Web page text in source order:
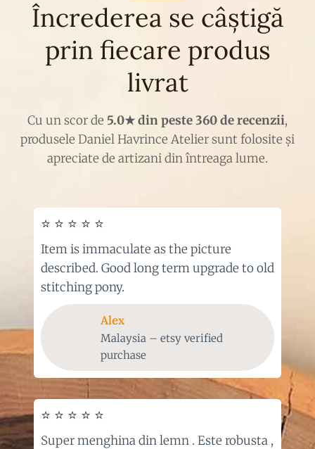
Încrederea se câștigă
prin fiecare produs
livrat
Cu un scor de 5.0★ din peste 360 de recenzii,
produsele Daniel Havrince Atelier sunt folosite și
apreciate de artizani din întreaga lume.
⭐ ⭐ ⭐ ⭐ ⭐
Item is immaculate as the picture
described. Good long term upgrade to old
stitching pony.
Alex
Malaysia – etsy verified
purchase
⭐ ⭐ ⭐ ⭐ ⭐
Super menghina din lemn . Este robusta ,